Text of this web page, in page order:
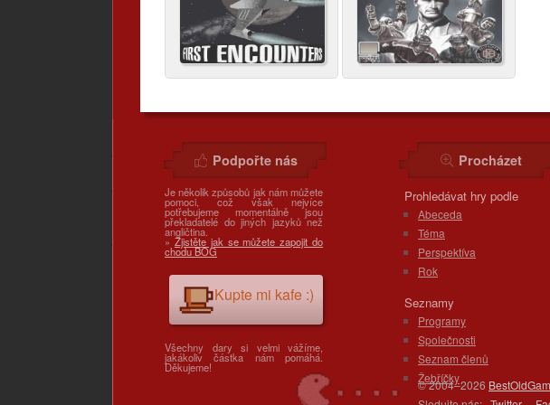
Podpořte nás
Je několik způsobů jak nám můžete
pomoci, což však nejvíce
potřebujeme momentálně jsou
překladatelé do jiných jazyků než
angličtina.
» Zjistěte jak se můžete zapojit do
chodu BOG
Kupte mi kafe :)
Všechny dary si velmi vážíme,
jakákoliv částka nám pomáhá.
Děkujeme!
Procházet
Prohledávat hry podle
Abeceda
Téma
Perspektíva
Rok
Seznamy
Programy
Společnosti
Seznam členů
Žebříčky
© 2004–2026